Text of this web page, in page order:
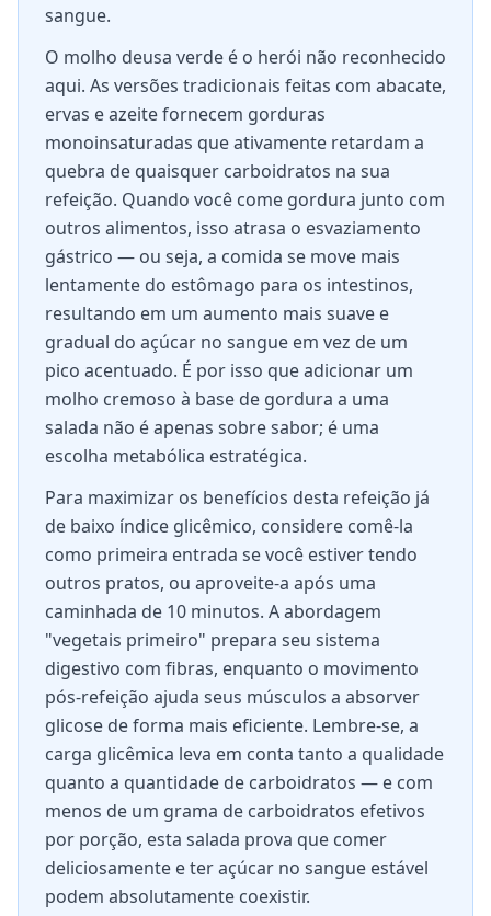
sangue.
O molho deusa verde é o herói não reconhecido
aqui. As versões tradicionais feitas com abacate,
ervas e azeite fornecem gorduras
monoinsaturadas que ativamente retardam a
quebra de quaisquer carboidratos na sua
refeição. Quando você come gordura junto com
outros alimentos, isso atrasa o esvaziamento
gástrico — ou seja, a comida se move mais
lentamente do estômago para os intestinos,
resultando em um aumento mais suave e
gradual do açúcar no sangue em vez de um
pico acentuado. É por isso que adicionar um
molho cremoso à base de gordura a uma
salada não é apenas sobre sabor; é uma
escolha metabólica estratégica.
Para maximizar os benefícios desta refeição já
de baixo índice glicêmico, considere comê-la
como primeira entrada se você estiver tendo
outros pratos, ou aproveite-a após uma
caminhada de 10 minutos. A abordagem
"vegetais primeiro" prepara seu sistema
digestivo com fibras, enquanto o movimento
pós-refeição ajuda seus músculos a absorver
glicose de forma mais eficiente. Lembre-se, a
carga glicêmica leva em conta tanto a qualidade
quanto a quantidade de carboidratos — e com
menos de um grama de carboidratos efetivos
por porção, esta salada prova que comer
deliciosamente e ter açúcar no sangue estável
podem absolutamente coexistir.